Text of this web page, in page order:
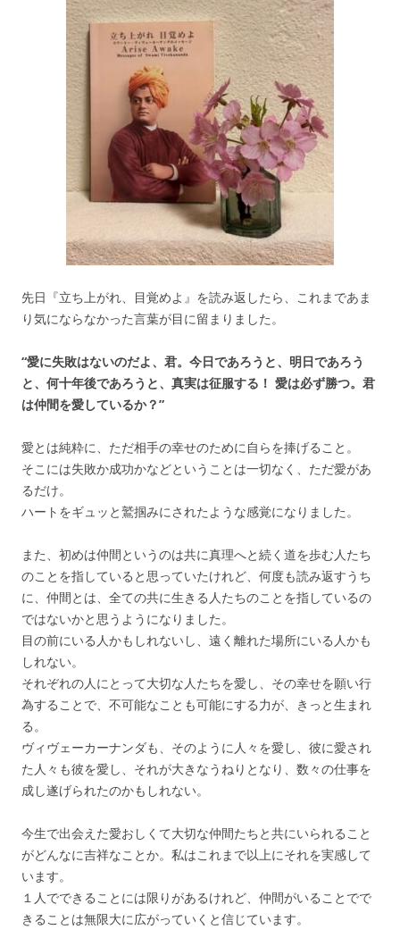
先日『立ち上がれ、目覚めよ』を読み返したら、これまであま
り気にならなかった言葉が目に留まりました。
“愛に失敗はないのだよ、君。今日であろうと、明日であろう
と、何十年後であろうと、真実は征服する！ 愛は必ず勝つ。君
は仲間を愛しているか？”
愛とは純粋に、ただ相手の幸せのために自らを捧げること。
そこには失敗か成功かなどということは一切なく、ただ愛があ
るだけ。
ハートをギュッと鷲掴みにされたような感覚になりました。
また、初めは仲間というのは共に真理へと続く道を歩む人たち
のことを指していると思っていたけれど、何度も読み返すうち
に、仲間とは、全ての共に生きる人たちのことを指しているの
ではないかと思うようになりました。
目の前にいる人かもしれないし、遠く離れた場所にいる人かも
しれない。
それぞれの人にとって大切な人たちを愛し、その幸せを願い行
為することで、不可能なことも可能にする力が、きっと生まれ
る。
ヴィヴェーカーナンダも、そのように人々を愛し、彼に愛され
た人々も彼を愛し、それが大きなうねりとなり、数々の仕事を
成し遂げられたのかもしれない。
今生で出会えた愛おしくて大切な仲間たちと共にいられること
がどんなに吉祥なことか。私はこれまで以上にそれを実感して
います。
１人でできることには限りがあるけれど、仲間がいることでで
きることは無限大に広がっていくと信じています。